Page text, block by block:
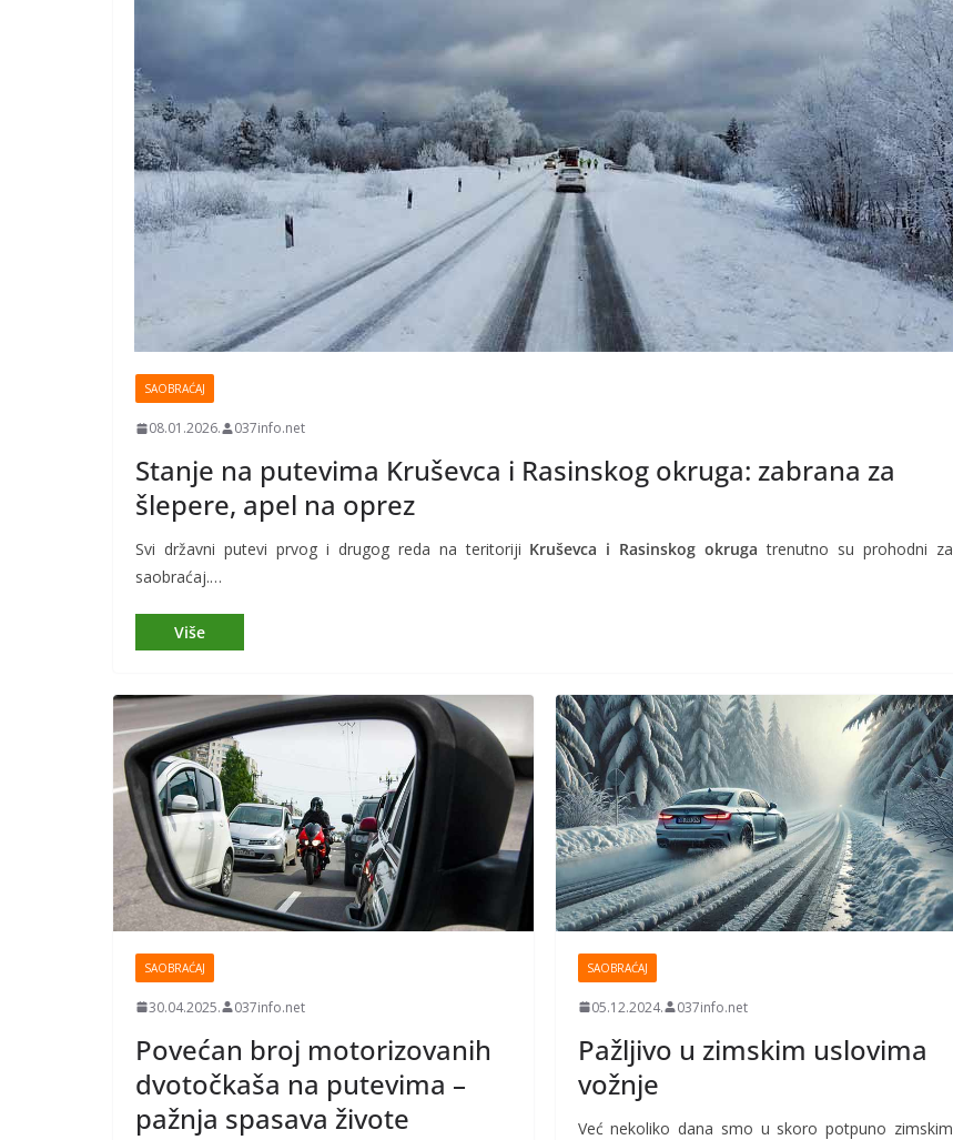
SAOBRAĆAJ
08.01.2026. 037info.net
Stanje na putevima Kruševca i Rasinskog okruga: zabrana za
šlepere, apel na oprez
Svi državni putevi prvog i drugog reda na teritoriji Kruševca i Rasinskog okruga trenutno su prohodni za
saobraćaj.…
SAOBRAĆAJ
30.04.2025. 037info.net
Povećan broj motorizovanih
dvotočkaša na putevima –
pažnja spasava živote
SAOBRAĆAJ
05.12.2024. 037info.net
Pažljivo u zimskim uslovima
vožnje
Već nekoliko dana smo u skoro potpuno zimskim